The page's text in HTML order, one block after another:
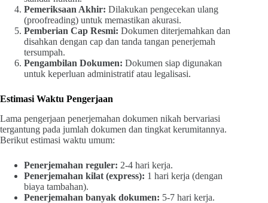
Pemeriksaan Akhir: Dilakukan pengecekan ulang
(proofreading) untuk memastikan akurasi.
Pemberian Cap Resmi: Dokumen diterjemahkan dan
disahkan dengan cap dan tanda tangan penerjemah
tersumpah.
Pengambilan Dokumen: Dokumen siap digunakan
untuk keperluan administratif atau legalisasi.
Estimasi Waktu Pengerjaan
Lama pengerjaan penerjemahan dokumen nikah bervariasi
tergantung pada jumlah dokumen dan tingkat kerumitannya.
Berikut estimasi waktu umum:
Penerjemahan reguler: 2-4 hari kerja.
Penerjemahan kilat (express): 1 hari kerja (dengan
biaya tambahan).
Penerjemahan banyak dokumen: 5-7 hari kerja.